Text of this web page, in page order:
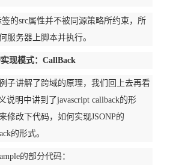
签的src属性并不被同源策略所约束，所
服务器上脚本并执行。
现模式：CallBack
子讲解了跨域的原理，我们回上去再看
说明中讲到了javascript callback的形
修改下代码，如何实现JSONP的
的形式。
的部分代码：